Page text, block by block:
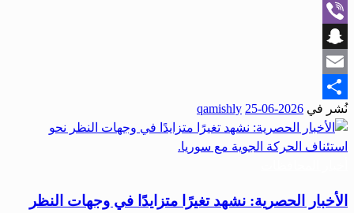
WhatsApp
Viber
Snapchat
Email
Share
نُشر في 2026-06-25
qamishly
الأخبار الحصرية: نشهد تغيرًا متزايدًا في وجهات النظر